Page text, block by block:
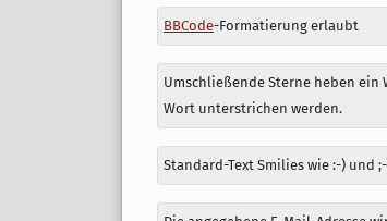
BBCode-Formatierung erlaubt
Umschließende Sterne heben
Wort unterstrichen werden.
Standard-Text Smilies wie :-) und